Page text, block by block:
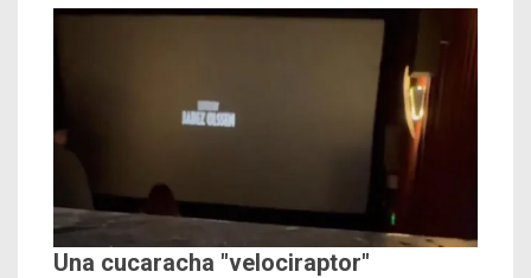
Una cucaracha "velociraptor"